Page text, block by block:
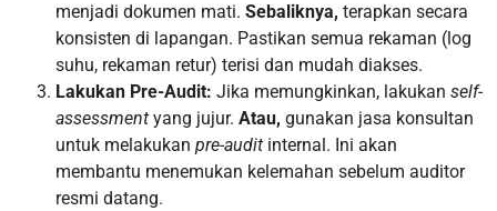
menjadi dokumen mati. Sebaliknya, terapkan secara
konsisten di lapangan. Pastikan semua rekaman (log
suhu, rekaman retur) terisi dan mudah diakses.
Lakukan Pre-Audit: Jika memungkinkan, lakukan self-
assessment yang jujur. Atau, gunakan jasa konsultan
untuk melakukan pre-audit internal. Ini akan
membantu menemukan kelemahan sebelum auditor
resmi datang.